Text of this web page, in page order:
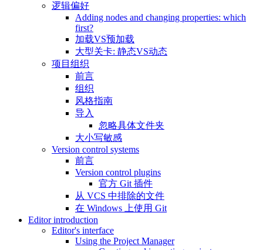
逻辑偏好
Adding nodes and changing properties: which
first?
加载VS预加载
大型关卡: 静态VS动态
项目组织
前言
组织
风格指南
导入
忽略具体文件夹
大小写敏感
Version control systems
前言
Version control plugins
官方 Git 插件
从 VCS 中排除的文件
在 Windows 上使用 Git
Editor introduction
Editor's interface
Using the Project Manager